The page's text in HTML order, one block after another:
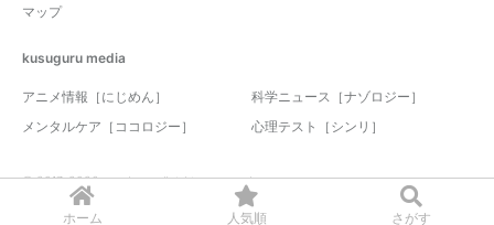
ホーム 人気順 さがす
マップ
kusuguru media
アニメ情報［にじめん］
科学ニュース［ナゾロジー］
メンタルケア［ココロジー］
心理テスト［シンリ］
© 2017-2026 nazology. all rights reserved.